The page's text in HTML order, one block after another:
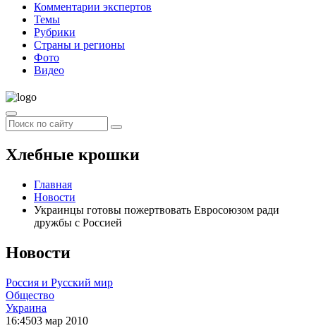
Комментарии экспертов
Темы
Рубрики
Страны и регионы
Фото
Видео
Хлебные крошки
Главная
Новости
Украинцы готовы пожертвовать Евросоюзом ради
дружбы с Россией
Новости
Россия и Русский мир
Общество
Украина
16:4503 мар 2010